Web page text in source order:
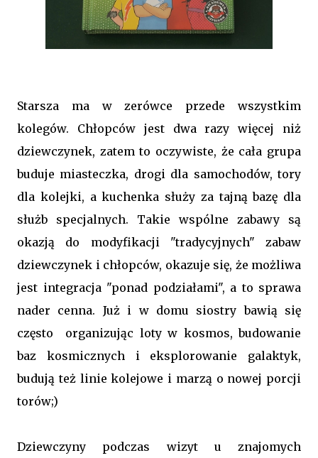
Starsza ma w zerówce przede wszystkim
kolegów. Chłopców jest dwa razy więcej niż
dziewczynek, zatem to oczywiste, że cała grupa
buduje miasteczka, drogi dla samochodów, tory
dla kolejki, a kuchenka służy za tajną bazę dla
służb specjalnych. Takie wspólne zabawy są
okazją do modyfikacji "tradycyjnych" zabaw
dziewczynek i chłopców, okazuje się, że możliwa
jest integracja "ponad podziałami", a to sprawa
nader cenna. Już i w domu siostry bawią się
często organizując loty w kosmos, budowanie
baz kosmicznych i eksplorowanie galaktyk,
budują też linie kolejowe i marzą o nowej porcji
torów;)
Dziewczyny podczas wizyt u znajomych